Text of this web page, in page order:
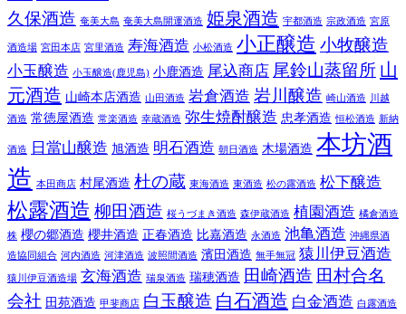
久保酒造 奄美大島 奄美大島開運酒造 姫泉酒造 宇都酒造 宗政酒造 宮原
酒造場 宮田本店 宮里酒造 寿海酒造 小松酒造 小正醸造 小牧醸造
小玉醸造 小玉醸造(鹿児島) 小鹿酒造 尾込商店 尾鈴山蒸留所 山
元酒造 山崎本店酒造 山田酒造 岩倉酒造 岩川醸造 崎山酒造 川越
酒造 常徳屋酒造 常楽酒造 幸蔵酒造 弥生焼酎醸造 忠孝酒造 恒松酒造 新納
酒造 日當山醸造 旭酒造 明石酒造 朝日酒造 木場酒造 本坊酒
造 本田商店 村尾酒造 杜の蔵 東海酒造 東酒造 松の露酒造 松下醸造
松露酒造 柳田酒造 桜うづまき酒造 森伊蔵酒造 植園酒造 橘倉酒造
株 櫻の郷酒造 櫻井酒造 正春酒造 比嘉酒造 永酒造 池亀酒造 沖縄県酒
造協同組合 河内酒造 河津酒造 波照間酒造 濱田酒造 無手無冠 猿川伊豆酒造
猿川伊豆酒造場 玄海酒造 瑞泉酒造 瑞穂酒造 田崎酒造 田村合名
会社 田苑酒造 甲斐商店 白玉醸造 白石酒造 白金酒造 白露酒造